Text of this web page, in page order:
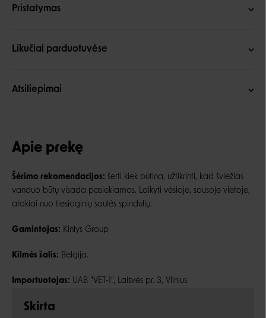
Pristatymas
Likučiai parduotuvėse
Atsiliepimai
Apie prekę
Šėrimo rekomendacijos: šerti kiek būtina, užtikrinti, kad šviežias
vanduo būtų visada pasiekiamas. Laikyti vėsioje, sausoje vietoje,
atokiai nuo tiesioginių saulės spindulių.
Gamintojas: Kinlys Group
Kilmės šalis: Belgija.
Importuotojas: UAB "VET-1", Laisvės pr. 3, Vilnius.
Skirta